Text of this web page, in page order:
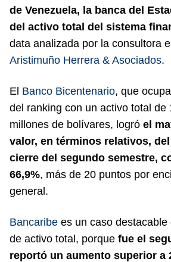
de Venezuela, la banca del
del activo total del sistema
data analizada por la consultora
Aristimuño Herrera & Asociados.
El Banco Bicentenario, que
del ranking con un activo total de
millones de bolívares, logró el
valor, en términos relativos,
cierre del segundo semestre,
66,9%, más de 20 puntos por
general.
Bancaribe es un caso destacable
de activo total, porque fue el
reportó un aumento superior a